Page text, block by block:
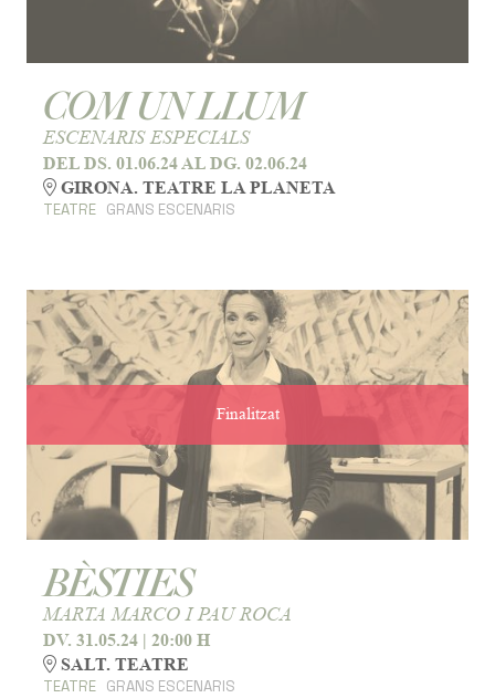
COM UN LLUM
ESCENARIS ESPECIALS
DEL DS. 01.06.24 AL DG. 02.06.24
GIRONA. TEATRE LA PLANETA
TEATRE GRANS ESCENARIS
Finalitzat
BÈSTIES
MARTA MARCO I PAU ROCA
DV. 31.05.24 | 20:00 H
SALT. TEATRE
TEATRE GRANS ESCENARIS